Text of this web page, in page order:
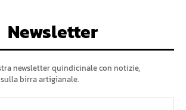
Newsletter
newsletter quindicinale con notizie,
birra artigianale.